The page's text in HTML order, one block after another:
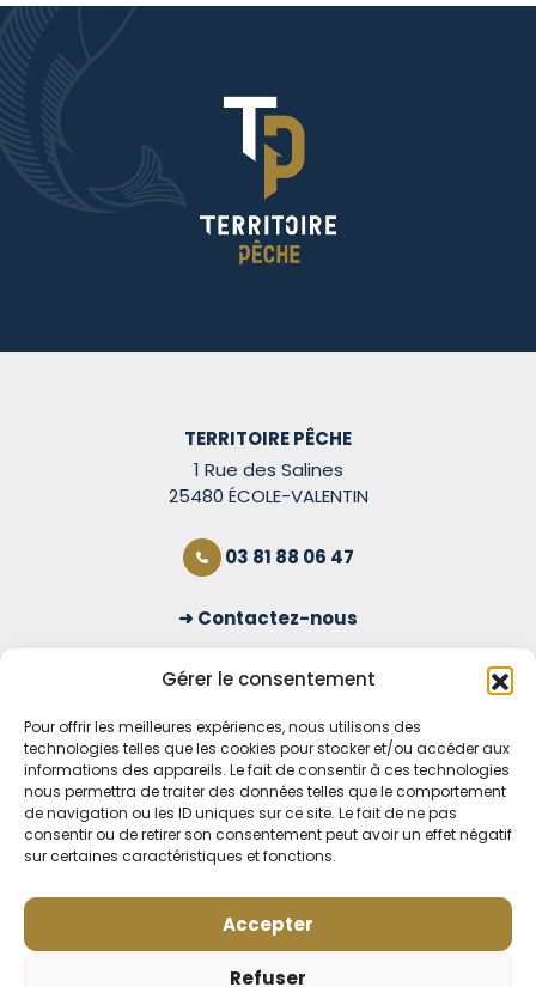
Gérer le consentement
Pour offrir les meilleures expériences, nous utilisons des
technologies telles que les cookies pour stocker et/ou accéder aux
informations des appareils. Le fait de consentir à ces technologies
nous permettra de traiter des données telles que le comportement
de navigation ou les ID uniques sur ce site. Le fait de ne pas
consentir ou de retirer son consentement peut avoir un effet négatif
sur certaines caractéristiques et fonctions.
Accepter
Refuser
TERRITOIRE PÊCHE
1 Rue des Salines
25480 ÉCOLE-VALENTIN
03 81 88 06 47
Contactez-nous
S'inscrire à la newsletter
OUVERT TOUS LES JOURS
Voir nos horaires
MENTIONS LÉGALES
POLITIQUE DE CONFIDENTIALITÉ